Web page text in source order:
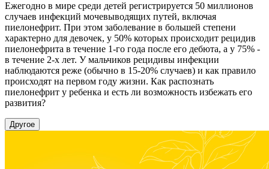
Ежегодно в мире среди детей регистрируется 50 миллионов
случаев инфекций мочевыводящих путей, включая
пиелонефрит. При этом заболевание в большей степени
характерно для девочек, у 50% которых происходит рецидив
пиелонефрита в течение 1-го года после его дебюта, а у 75% -
в течение 2-х лет. У мальчиков рецидивы инфекции
наблюдаются реже (обычно в 15-20% случаев) и как правило
происходят на первом году жизни. Как распознать
пиелонефрит у ребенка и есть ли возможность избежать его
развития?
Другое